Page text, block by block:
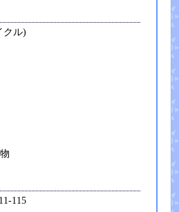
イクル)
115